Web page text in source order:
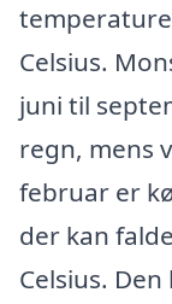
Celsius.
juni til
regn, mens
februar er
der kan
Celsius.